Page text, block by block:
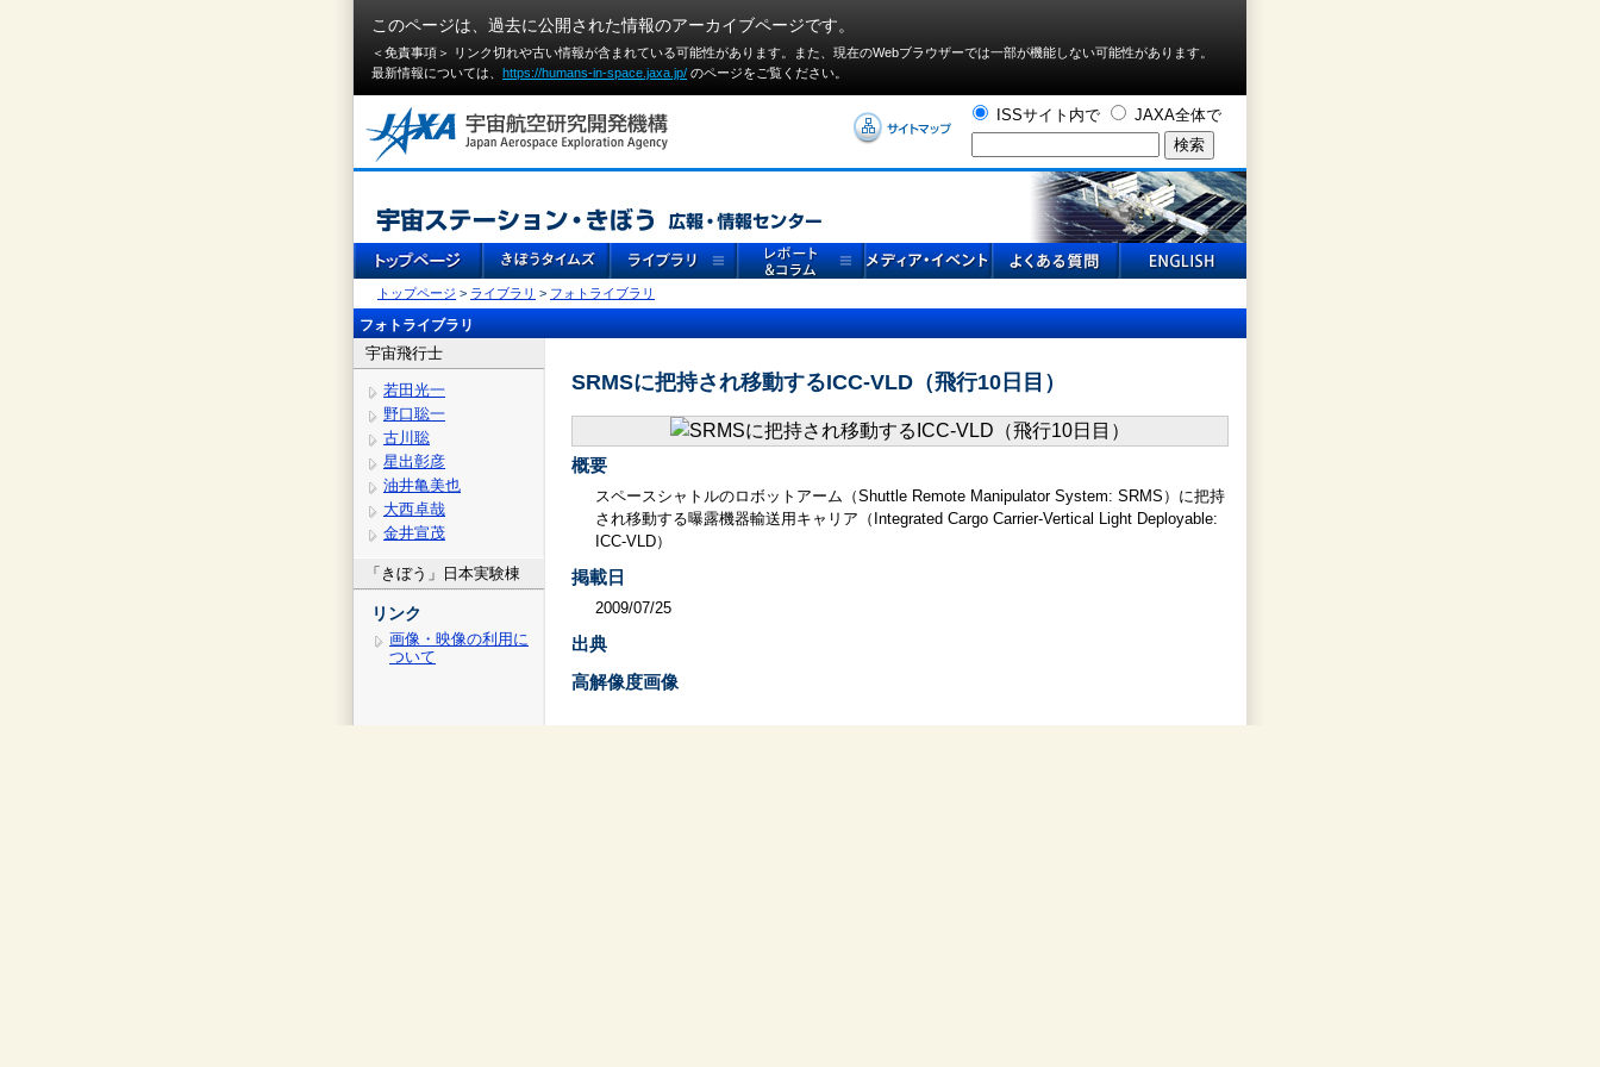
このページは、過去に公開された情報のアーカイブページです。
＜免責事項＞ リンク切れや古い情報が含まれている可能性があります。また、現在のWebブラウザーでは⼀部が機能しない可能性があります。
最新情報については、 https://humans-in-space.jaxa.jp/ のページをご覧ください。
ISSサイト内で JAXA全体で
トップページ > ライブラリ > フォトライブラリ
フォトライブラリ
宇宙飛行士
若田光一
野口聡一
古川聡
星出彰彦
油井亀美也
大西卓哉
金井宣茂
「きぼう」日本実験棟
リンク
画像・映像の利用に
ついて
SRMSに把持され移動するICC-VLD（飛行10日目）
概要
スペースシャトルのロボットアーム（Shuttle Remote Manipulator System: SRMS）に把持
され移動する曝露機器輸送用キャリア（Integrated Cargo Carrier-Vertical Light Deployable:
ICC-VLD）
掲載日
2009/07/25
出典
高解像度画像